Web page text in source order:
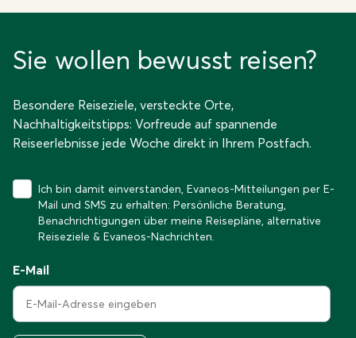
Sie wollen bewusst reisen?
Besondere Reiseziele, versteckte Orte,
Nachhaltigkeitstipps: Vorfreude auf spannende
Reiseerlebnisse jede Woche direkt in Ihrem Postfach.
Ich bin damit einverstanden, Evaneos-Mitteilungen per E-
Mail und SMS zu erhalten: Persönliche Beratung,
Benachrichtigungen über meine Reisepläne, alternative
Reiseziele & Evaneos-Nachrichten.
E-Mail